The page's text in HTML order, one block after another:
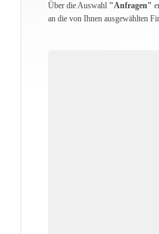
Über die Auswahl "Anfragen"
an die von Ihnen ausgewählten